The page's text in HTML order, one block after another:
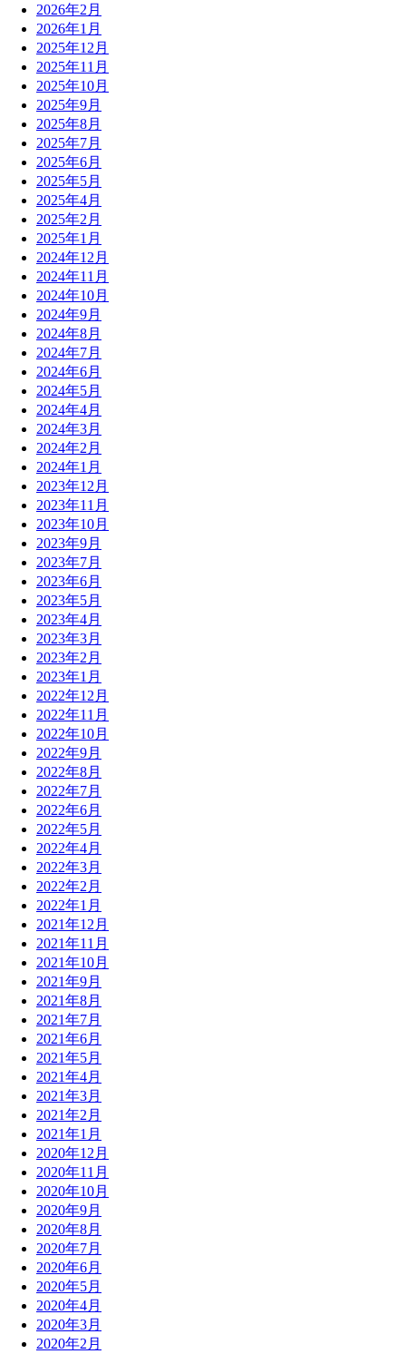
2026年2月
2026年1月
2025年12月
2025年11月
2025年10月
2025年9月
2025年8月
2025年7月
2025年6月
2025年5月
2025年4月
2025年2月
2025年1月
2024年12月
2024年11月
2024年10月
2024年9月
2024年8月
2024年7月
2024年6月
2024年5月
2024年4月
2024年3月
2024年2月
2024年1月
2023年12月
2023年11月
2023年10月
2023年9月
2023年7月
2023年6月
2023年5月
2023年4月
2023年3月
2023年2月
2023年1月
2022年12月
2022年11月
2022年10月
2022年9月
2022年8月
2022年7月
2022年6月
2022年5月
2022年4月
2022年3月
2022年2月
2022年1月
2021年12月
2021年11月
2021年10月
2021年9月
2021年8月
2021年7月
2021年6月
2021年5月
2021年4月
2021年3月
2021年2月
2021年1月
2020年12月
2020年11月
2020年10月
2020年9月
2020年8月
2020年7月
2020年6月
2020年5月
2020年4月
2020年3月
2020年2月